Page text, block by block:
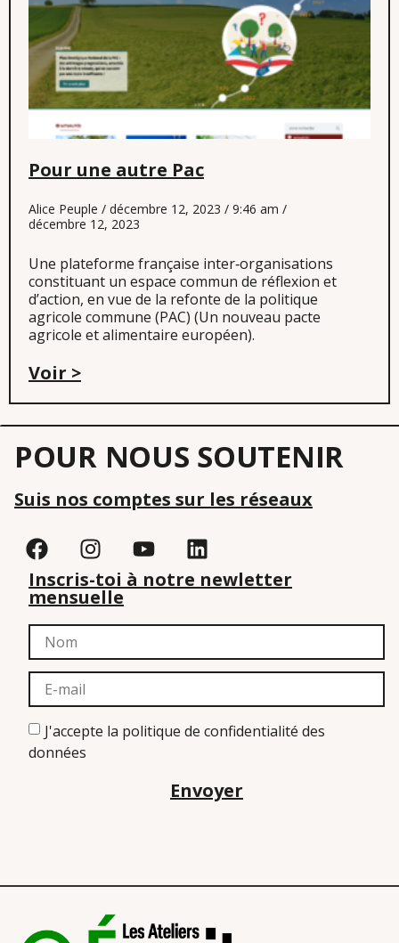
Pour une autre Pac
Alice Peuple décembre 12, 2023
9:46 am
décembre 12, 2023
Une plateforme française inter‐organisations
constituant un espace commun de réflexion et
d’action, en vue de la refonte de la politique
agricole commune (PAC) (Un nouveau pacte
agricole et alimentaire européen).
Voir >
POUR NOUS SOUTENIR
Suis nos comptes sur les réseaux
Inscris-toi à notre newletter
mensuelle
J'accepte la politique de confidentialité des
données
Envoyer